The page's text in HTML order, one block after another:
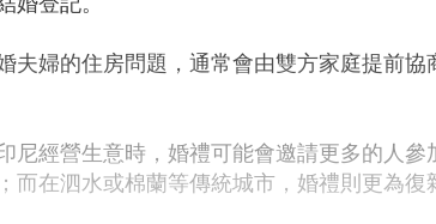
婦的住房問題，通常會由雙方家庭提前
經營生意時，婚禮可能會邀請更多的人
在泗水或棉蘭等傳統城市，婚禮則更為復